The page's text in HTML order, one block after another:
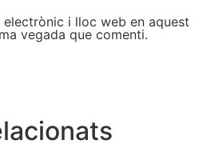
electrònic i lloc web en aquest
vegada que comenti.